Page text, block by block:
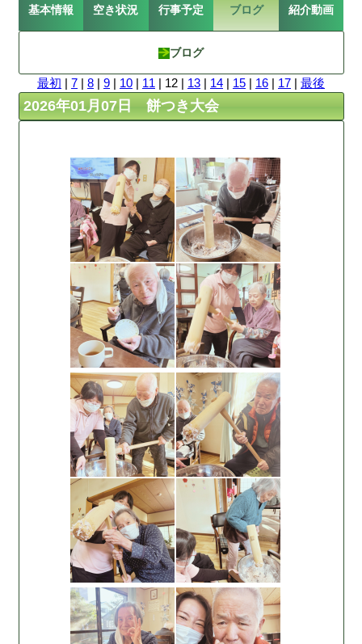
基本情報 空き状況 行事予定 ブログ 紹介動画
ブログ
最初 | 7 | 8 | 9 | 10 | 11 | 12 | 13 | 14 | 15 | 16 | 17 | 最後
2026年01月07日 餅つき大会